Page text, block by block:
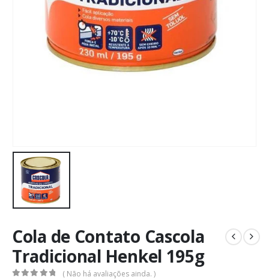
Cola de Contato Cascola
Tradicional Henkel 195g
( Não há avaliações ainda. )